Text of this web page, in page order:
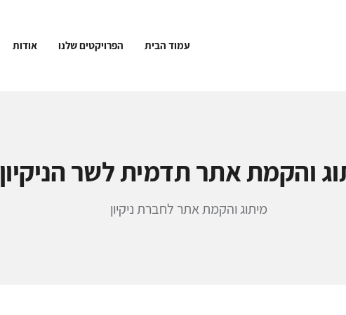
עמוד הבית הפרויקטים שלנו אודות
והקמת אתר תדמית לשר הניקיון
מיתוג והקמת אתר לחברת ניקיון